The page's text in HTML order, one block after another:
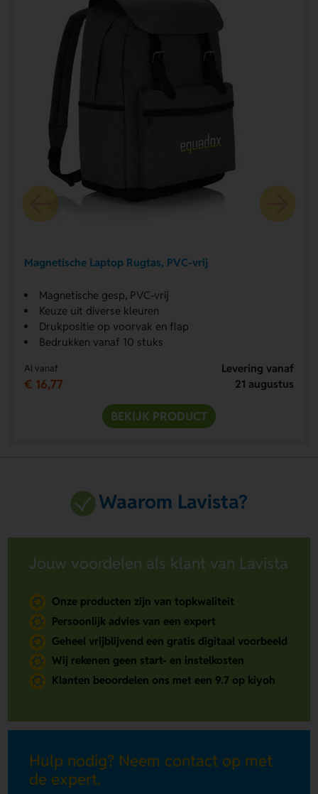
Magnetische Laptop Rugtas, PVC-vrij
Magnetische gesp, PVC-vrij
Keuze uit diverse kleuren
Drukpositie op voorvak en flap
Bedrukken vanaf 10 stuks
Al vanaf
€ 16,77
Levering vanaf
21 augustus
BEKIJK PRODUCT
Waarom Lavista?
Jouw voordelen als klant van Lavista
Onze producten zijn van topkwaliteit
Persoonlijk advies van een expert
Geheel vrijblijvend een gratis digitaal voorbeeld
Wij rekenen geen start- en instelkosten
Klanten beoordelen ons met een 9.7 op kiyoh
Hulp nodig? Neem contact op met
de expert.